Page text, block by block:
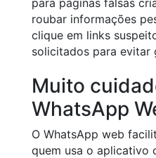
roubar informações
clique em links
solicitados para evitar
Muito
WhatsApp
O WhatsApp web
quem usa o aplicativo